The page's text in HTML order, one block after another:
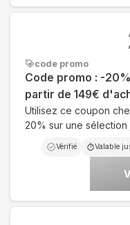
code promo
Code promo : -
partir de 149€
Utilisez ce coupon
20% sur une
Vérifié Valable